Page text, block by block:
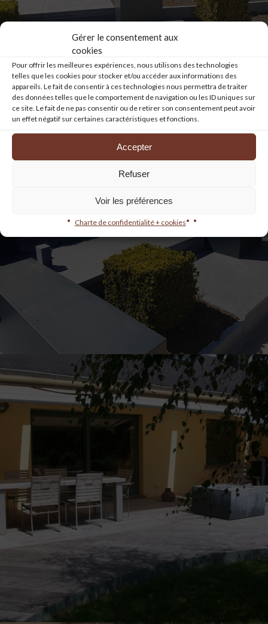
Gérer le consentement aux
cookies
Pour offrir les meilleures expériences, nous utilisons des technologies
telles que les cookies pour stocker et/ou accéder aux informations des
appareils. Le fait de consentir à ces technologies nous permettra de traiter
des données telles que le comportement de navigation ou les ID uniques sur
ce site. Le fait de ne pas consentir ou de retirer son consentement peut avoir
un effet négatif sur certaines caractéristiques et fonctions.
Accepter
Refuser
Voir les préférences
Charte de confidentialité + cookies